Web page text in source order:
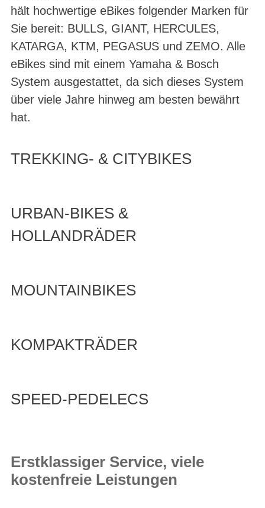
hält hochwertige eBikes folgender Marken für
Sie bereit: BULLS, GIANT, HERCULES,
KATARGA, KTM, PEGASUS und ZEMO. Alle
eBikes sind mit einem Yamaha & Bosch
System ausgestattet, da sich dieses System
über viele Jahre hinweg am besten bewährt
hat.
TREKKING- & CITYBIKES
URBAN-BIKES &
HOLLANDRÄDER
MOUNTAINBIKES
KOMPAKTRÄDER
SPEED-PEDELECS
Erstklassiger Service, viele
kostenfreie Leistungen